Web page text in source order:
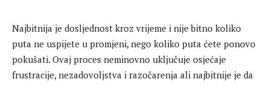
Najbitnija je dosljednost kroz vrijeme i nije bitno koliko
puta ne uspijete u promjeni, nego koliko puta ćete ponovo
pokušati. Ovaj proces neminovno uključuje osjećaje
frustracije, nezadovoljstva i razočarenja ali najbitnije je da